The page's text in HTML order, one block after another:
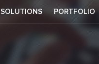
SOLUTIONS PORTFOLIO